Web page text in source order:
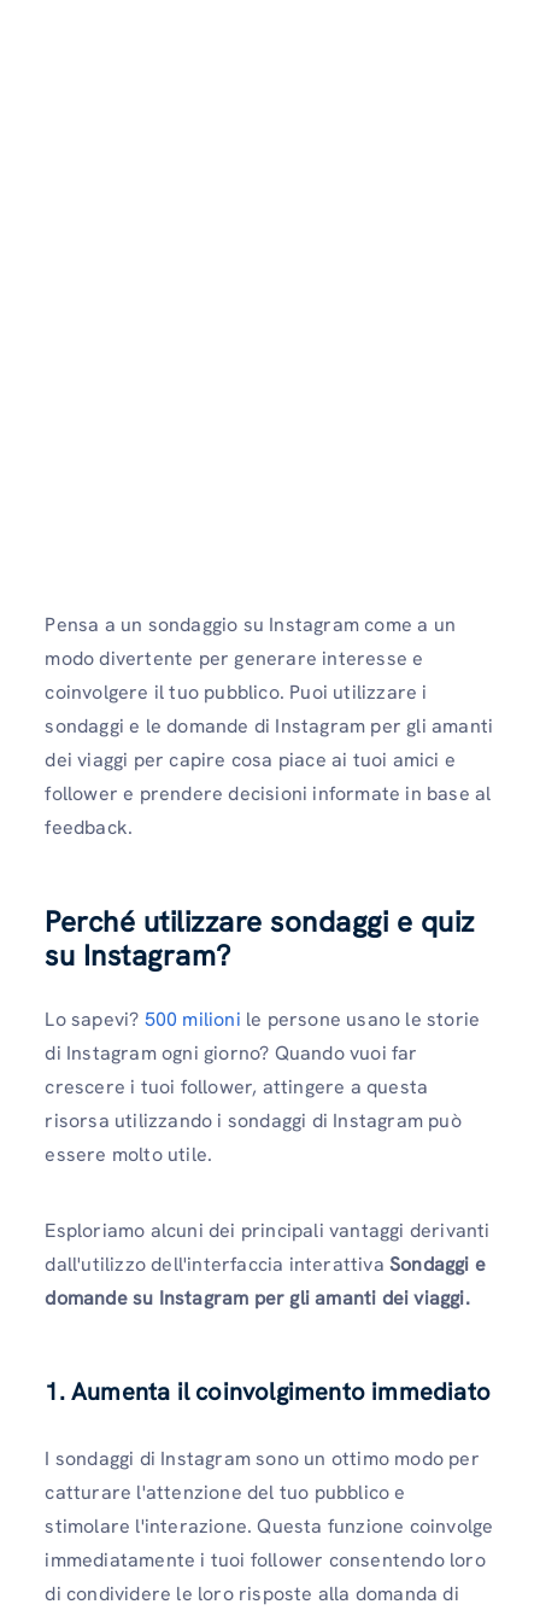
Pensa a un sondaggio su Instagram come a un
modo divertente per generare interesse e
coinvolgere il tuo pubblico. Puoi utilizzare i
sondaggi e le domande di Instagram per gli amanti
dei viaggi per capire cosa piace ai tuoi amici e
follower e prendere decisioni informate in base al
feedback.
Perché utilizzare sondaggi e quiz
su Instagram?
Lo sapevi? 500 milioni le persone usano le storie
di Instagram ogni giorno? Quando vuoi far
crescere i tuoi follower, attingere a questa
risorsa utilizzando i sondaggi di Instagram può
essere molto utile.
Esploriamo alcuni dei principali vantaggi derivanti
dall'utilizzo dell'interfaccia interattiva Sondaggi e
domande su Instagram per gli amanti dei viaggi.
1.Aumenta il coinvolgimento immediato
I sondaggi di Instagram sono un ottimo modo per
catturare l'attenzione del tuo pubblico e
stimolare l'interazione. Questa funzione coinvolge
immediatamente i tuoi follower consentendo loro
di condividere le loro risposte alla domanda di